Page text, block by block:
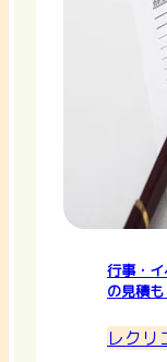
行事・
の見積
レクリ